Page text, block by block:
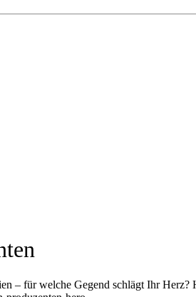
– für welche Gegend schlägt Ihr